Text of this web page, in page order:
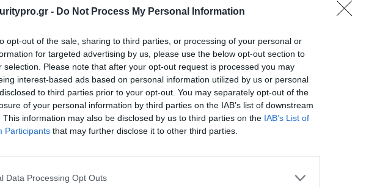
- Do Not Process My Personal Information
opt-out of the sale, sharing to third parties, or processing of your personal or
for targeted advertising by us, please use the below opt-out section to
selection. Please note that after your opt-out request is processed you may
interest-based ads based on personal information utilized by us or personal
to third parties prior to your opt-out. You may separately opt-out of the
of your personal information by third parties on the IAB’s list of downstream
This information may also be disclosed by us to third parties on the IAB’s List of
Participants that may further disclose it to other third parties.
Data Processing Opt Outs
Telecom Department
άλλα
ERP στο κόσμο του GRC